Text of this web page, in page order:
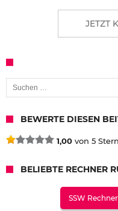
JETZT
Suchen nach:
BEWERTE DIESEN
1,00 von 5
BELIEBTE RECHNER
SSW Rechner